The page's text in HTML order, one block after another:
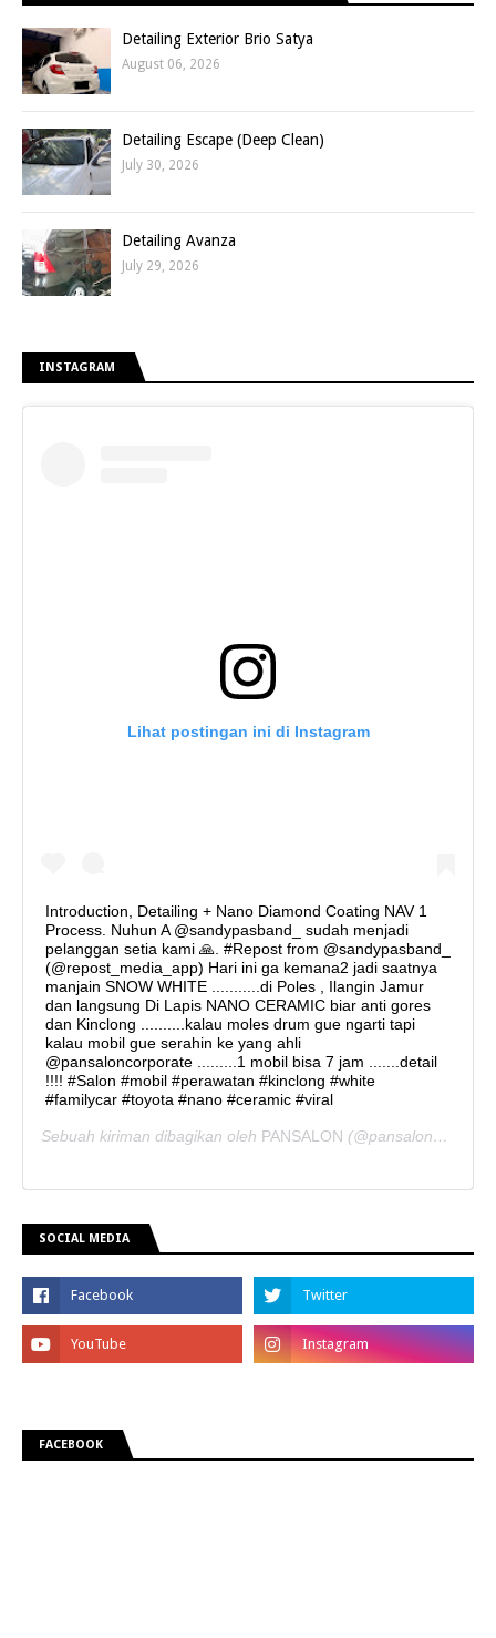
Detailing Exterior Brio Satya
August 06, 2026
Detailing Escape (Deep Clean)
July 30, 2026
Detailing Avanza
July 29, 2026
INSTAGRAM
Lihat postingan ini di Instagram
Introduction, Detailing + Nano Diamond Coating NAV 1
Process. Nuhun A @sandypasband_ sudah menjadi
pelanggan setia kami 🙏. #Repost from @sandypasband_
(@repost_media_app) Hari ini ga kemana2 jadi saatnya
manjain SNOW WHITE ...........di Poles , Ilangin Jamur
dan langsung Di Lapis NANO CERAMIC biar anti gores
dan Kinclong ..........kalau moles drum gue ngarti tapi
kalau mobil gue serahin ke yang ahli
@pansaloncorporate .........1 mobil bisa 7 jam .......detail
!!!! #Salon #mobil #perawatan #kinclong #white
#familycar #toyota #nano #ceramic #viral
Sebuah kiriman dibagikan oleh PANSALON (@pansaloncorporate) pada
SOCIAL MEDIA
FACEBOOK